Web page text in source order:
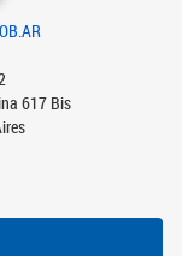
617 Bis